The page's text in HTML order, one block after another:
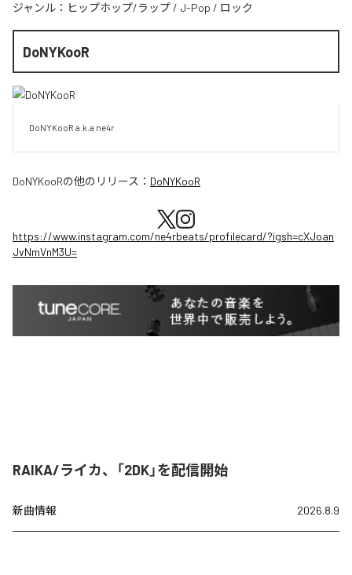
ジャンル： ヒップホップ/ラップ / J-Pop / ロック
DoNYKooR
DoNYKooR a.k.a ne4r
DoNYKooRの他のリリース： DoNYKooR
https://www.instagram.com/ne4rbeats/profilecard/?igsh=cXJoan
JvNmVnM3U=
RAIKA/ライカ、「2DK」を配信開始
新曲情報 2026.8.9